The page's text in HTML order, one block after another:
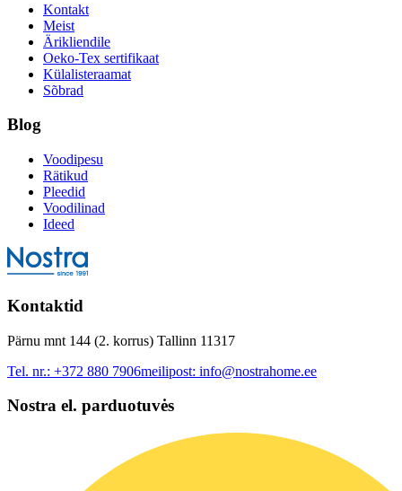
Kontakt
Meist
Ärikliendile
Oeko-Tex sertifikaat
Külalisteraamat
Sõbrad
Blog
Voodipesu
Rätikud
Pleedid
Voodilinad
Ideed
Kontaktid
Pärnu mnt 144 (2. korrus) Tallinn 11317
Tel. nr.: +372 880 7906meilipost: info@nostrahome.ee
Nostra el. parduotuvės